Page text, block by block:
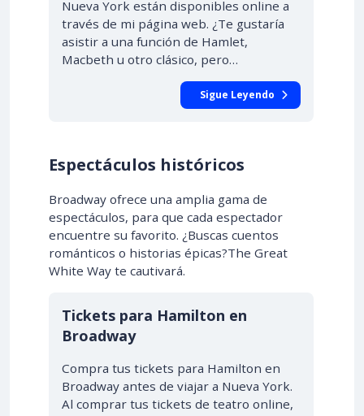
Nueva York están disponibles online a
través de mi página web. ¿Te gustaría
asistir a una función de Hamlet,
Macbeth u otro clásico, pero…
Sigue Leyendo
Espectáculos históricos
Broadway ofrece una amplia gama de
espectáculos, para que cada espectador
encuentre su favorito. ¿Buscas cuentos
románticos o historias épicas?The Great
White Way te cautivará.
Tickets para Hamilton en
Broadway
Compra tus tickets para Hamilton en
Broadway antes de viajar a Nueva York.
Al comprar tus tickets de teatro online,